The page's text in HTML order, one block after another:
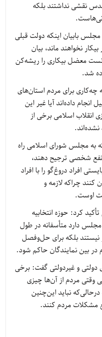
نقشی نداشتند بلکه
مجلس بابیان اینکه دولت قبلی
نخواهند ماند، بیان
معضل بیکاری را ریشه‌کن
شد.
برای مردم استان‌های
انجام داده‌اند آیا غیر این
سال از پیروزی انقلاب اسلامی برخی از
نشده‌اند.
که به مجلس شورای اسلامی راه
نفع شخصی ترجیح دهند،
افراد دروغ‌گو را با افراد
چراکه لازمه و
اوست.
کرد: حوزه انتخابیه
که 6 نماینده در مجلس دارد متأسفانه در طول
نیستند بلکه برای حل‌وفصل
بین نمایندگان حاکم شود.
دولتی و غیردولتی گفت: برخی
وقتی مردم از آن‌ها چیزی
نباید این‌چنین
مشکلات مردم کنند.